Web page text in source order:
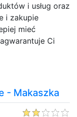
i usług oraz
i zakupie
mieć
Ci
- Makaszka